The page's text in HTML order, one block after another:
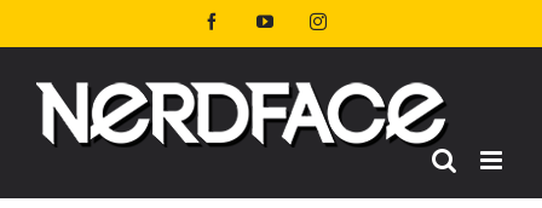
al
FacebookYouTubeInstagram